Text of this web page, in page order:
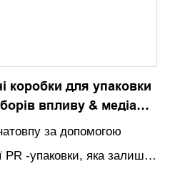
коробки для упаковки
впливу & медіа
жорсткі та
за допомогою
PR -упаковки, яка залишає